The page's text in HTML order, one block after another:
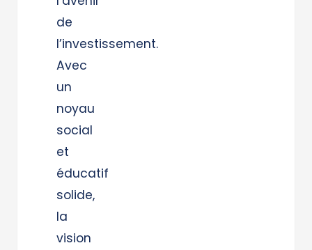
de
l’investissement.
Avec
un
noyau
social
et
éducatif
solide,
la
vision